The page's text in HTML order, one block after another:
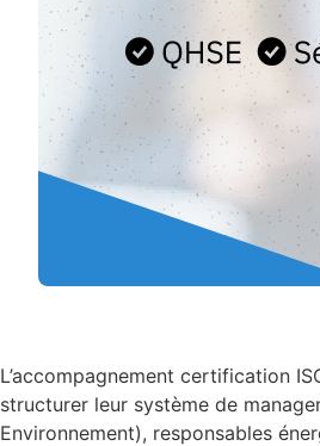
L’accompagnement certification
structurer leur système de
Environnement), responsables